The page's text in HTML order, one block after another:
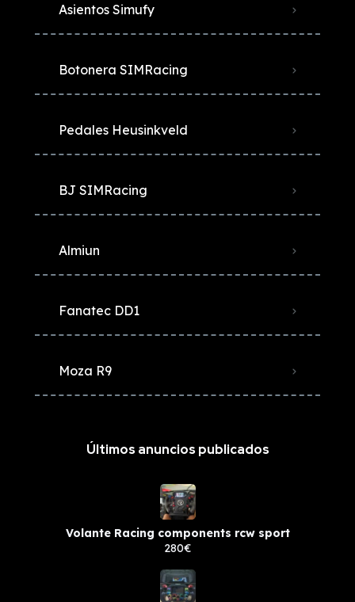
Asientos Simufy
Botonera SIMRacing
Pedales Heusinkveld
BJ SIMRacing
Almiun
Fanatec DD1
Moza R9
Últimos anuncios publicados
Volante Racing components rcw sport
280€